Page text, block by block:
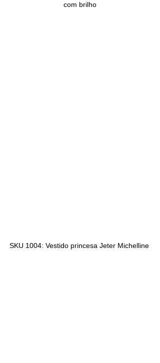
com brilho
SKU 1004: Vestido princesa Jeter Michelline